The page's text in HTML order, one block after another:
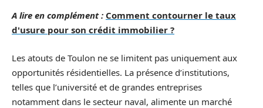
A lire en complément : Comment contourner le taux
d'usure pour son crédit immobilier ?
Les atouts de Toulon ne se limitent pas uniquement aux
opportunités résidentielles. La présence d’institutions,
telles que l’université et de grandes entreprises
notamment dans le secteur naval, alimente un marché